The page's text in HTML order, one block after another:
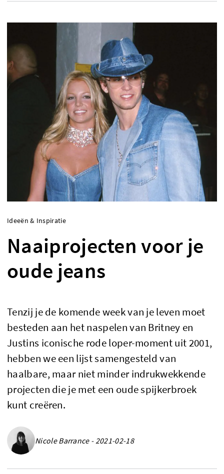
Ideeën & Inspiratie
Naaiprojecten voor je
oude jeans
Tenzij je de komende week van je leven moet
besteden aan het naspelen van Britney en
Justins iconische rode loper-moment uit 2001,
hebben we een lijst samengesteld van
haalbare, maar niet minder indrukwekkende
projecten die je met een oude spijkerbroek
kunt creëren.
Nicole Barrance - 2021-02-18